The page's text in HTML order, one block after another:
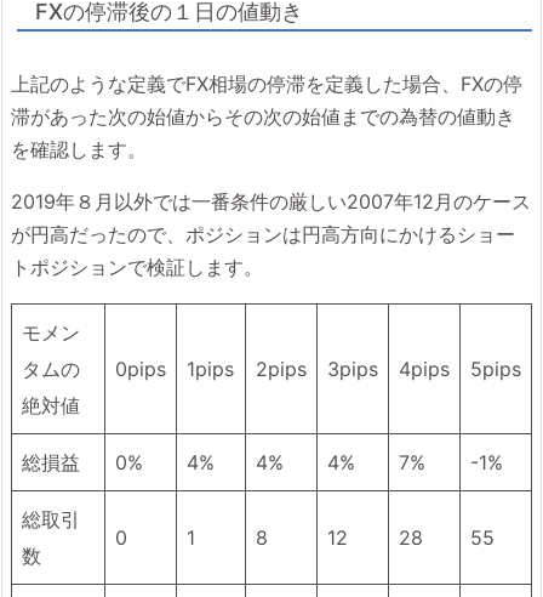
FXの停滞後の１日の値動き
上記のような定義でFX相場の停滞を定義した場合、FXの停
滞があった次の始値からその次の始値までの為替の値動き
を確認します。
2019年８月以外では一番条件の厳しい2007年12月のケース
が円高だったので、ポジションは円高方向にかけるショー
トポジションで検証します。
モメン
タムの
絶対値
0pips 1pips 2pips 3pips 4pips 5pips
総損益 0% 4% 4% 4% 7% -1%
総取引
数
0 1 8 12 28 55